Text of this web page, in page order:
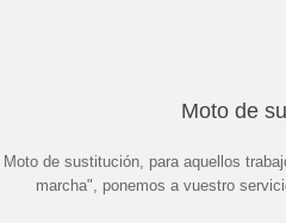
Moto de
Moto de sustitución, para aquellos
marcha", ponemos a vuestro